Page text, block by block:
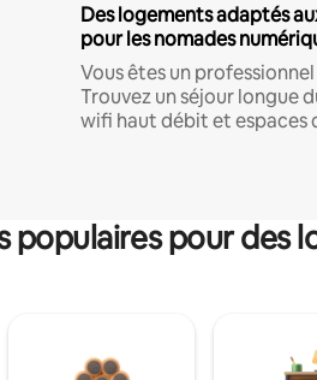
Des logements adaptés
pour les nomades
Vous êtes un
Trouvez un séjour longue
wifi haut débit et espaces
populaires pour des